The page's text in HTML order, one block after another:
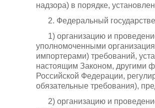
надзора) в порядке,
2. Федеральный
1) организацию и
уполномоченными
импортерами) требований,
настоящим Законом, другими
Российской Федерации,
обязательные требования),
2) организацию и